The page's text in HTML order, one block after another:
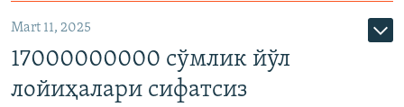
Mart 11, 2025
17000000000 сўмлик йўл
лойиҳалари сифатсиз